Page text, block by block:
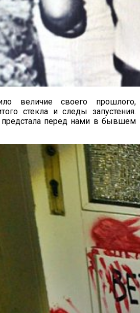
величие своего прошлого,
стекла и следы запустения.
предстала перед нами в бывшем